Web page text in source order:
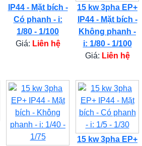
IP44 - Mặt bích -
Có phanh - i:
1/80 - 1/100
Giá: Liên hệ
15 kw 3pha EP+
IP44 - Mặt bích -
Không phanh -
i: 1/80 - 1/100
Giá: Liên hệ
15 kw 3pha EP+